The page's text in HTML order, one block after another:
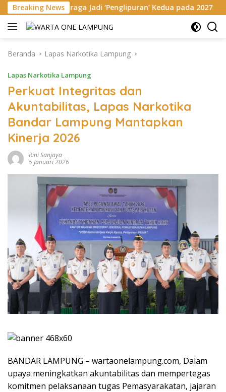
Langsung
ke
konten
Breaking News
Jadi ‘Penglipuran’ Kedua pada 2027 Megahnya
Beranda Lapas Narkotika Lampung
Lapas Narkotika Lampung
Perkuat Integritas dan
Akuntabilitas, Lapas Narkotika
Bandar Lampung Mantapkan
Kinerja 2026
Rini Sanjaya
5 Januari 2026
BANDAR LAMPUNG – wartaonelampung.com, Dalam
upaya meningkatkan akuntabilitas dan mempertegas
komitmen pelaksanaan tugas Pemasyarakatan, jajaran